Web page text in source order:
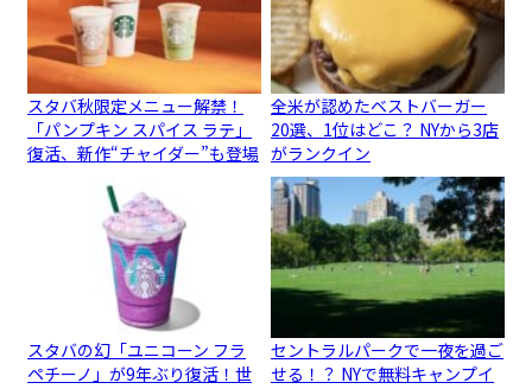
スタバ秋限定メニュー解禁！
「パンプキン スパイス ラテ」
復活、新作“チャイダー”も登場
全米が認めたベストバーガー
20選、1位はどこ？ NYから3店
がランクイン
スタバの幻「ユニコーン フラ
ペチーノ」が9年ぶり復活！世
セントラルパークで一夜を過ご
せる！？ NYで無料キャンプイ